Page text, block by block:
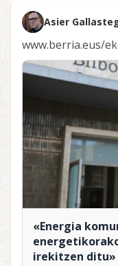
Asier
www.berria.eus/
«Energia
irekitzen ditu»